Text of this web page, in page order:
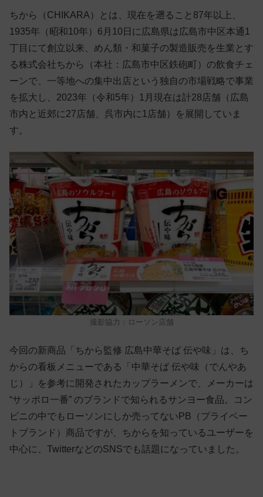
ちから（CHIKARA）とは、現在を遡ること87年以上、
1935年（昭和10年）6月10日に広島県は広島市中区本通1
丁目にて創立以来、めん類・和菓子の製造販売を生業とす
る株式会社ちから（本社：広島市中区鉄砲町）の飲食チェ
ーンで、一等地への集中出店という独自の市場戦略で事業
を拡大し、2023年（令和5年）1月現在は計28店舗（広島
市内と近郊に27店舗、呉市内に1店舗）を展開していま
す。
撮影協力：ローソン店舗
今回の新商品「ちから監修 広島中華そば 伝や味」は、ち
からの看板メニューである「中華そば 伝や味（でんやあ
じ）」を参考に開発されたカップラーメンで、メーカーは
“サッポロ一番” のブランドで知られるサンヨー食品。コン
ビニの中でもローソンにしか売ってないPB（プライベー
トブランド）商品ですが、ちからを知っているユーザーを
中心に、TwitterなどのSNSでも話題になっていました。